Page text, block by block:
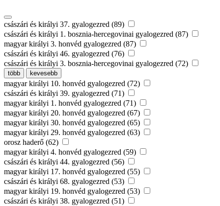
császári és királyi 37. gyalogezred (89)
császári és királyi 1. bosznia-hercegovinai gyalogezred (87)
magyar királyi 3. honvéd gyalogezred (87)
császári és királyi 46. gyalogezred (76)
császári és királyi 3. bosznia-hercegovinai gyalogezred (72)
több kevesebb
magyar királyi 10. honvéd gyalogezred (72)
császári és királyi 39. gyalogezred (71)
magyar királyi 1. honvéd gyalogezred (71)
magyar királyi 20. honvéd gyalogezred (67)
magyar királyi 30. honvéd gyalogezred (65)
magyar királyi 29. honvéd gyalogezred (63)
orosz haderő (62)
magyar királyi 4. honvéd gyalogezred (59)
császári és királyi 44. gyalogezred (56)
magyar királyi 17. honvéd gyalogezred (55)
császári és királyi 68. gyalogezred (53)
magyar királyi 19. honvéd gyalogezred (53)
császári és királyi 38. gyalogezred (51)